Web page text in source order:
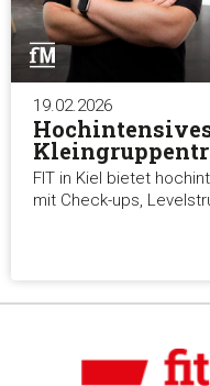
19.02.2026
FIT in Kiel bietet
mit Check-ups,